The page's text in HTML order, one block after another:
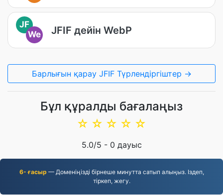
JF
We
JFIF дейін WebP
Барлығын қарау JFIF Түрлендіргіштер →
Бұл құралды бағалаңыз
☆
☆
☆
☆
☆
5.0/5 - 0 дауыс
6- ғасыр — Доменіңізді бірнеше минутта сатып алыңыз. Іздеп,
тіркеп, жегу.